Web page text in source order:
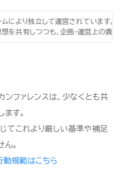
により独立して運営されています。
を共有しつつも、企画・運営上の責
ファレンスは、少なくとも共
す。
てこれより厳しい基準や補足
。
動規範はこちら